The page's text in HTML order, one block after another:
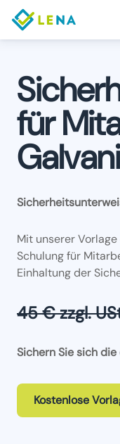
für
Mit unserer
Schulung für
Einhaltung der
45 € zzgl.
Sichern Sie sich
Kostenlose